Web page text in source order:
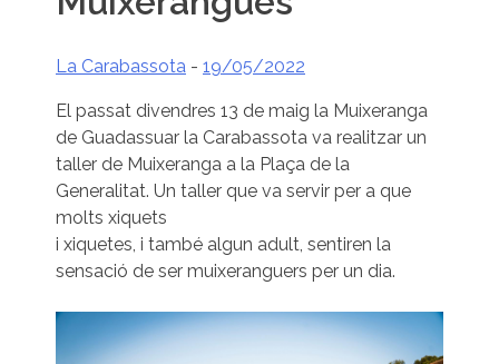
La Carabassota - 19/05/2022
El passat divendres 13 de maig la Muixeranga
de Guadassuar la Carabassota va realitzar un
taller de Muixeranga a la Plaça de la
Generalitat. Un taller que va servir per a que
molts xiquets
i xiquetes, i també algun adult, sentiren la
sensació de ser muixeranguers per un dia.